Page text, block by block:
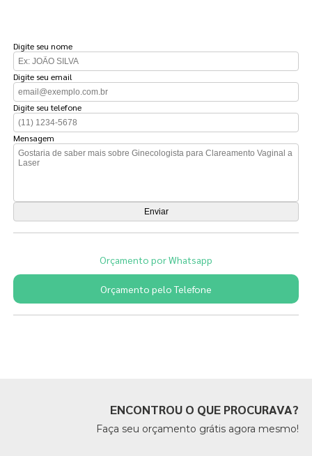
Digite seu nome
Digite seu email
Digite seu telefone
Mensagem
Orçamento por Whatsapp
Orçamento pelo Telefone
ENCONTROU O QUE PROCURAVA?
Faça seu orçamento grátis agora mesmo!